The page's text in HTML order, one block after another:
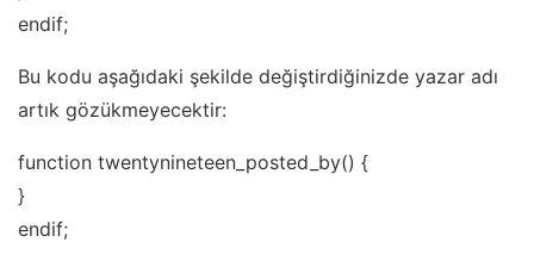
endif;
Bu kodu aşağıdaki şekilde değiştirdiğinizde yazar adı
artık gözükmeyecektir:
function twentynineteen_posted_by() {
}
endif;